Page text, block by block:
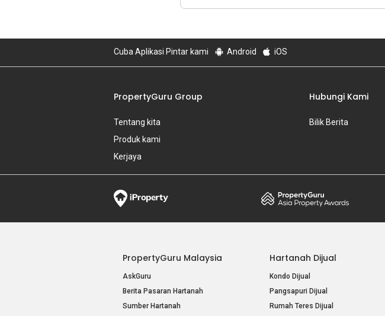
Cuba Aplikasi Pintar kami Android iOS
PropertyGuru Group
Tentang kita
Produk kami
Kerjaya
Hubungi Kami
Bilik Berita
PropertyGuru Malaysia
AskGuru
Berita Pasaran Hartanah
Sumber Hartanah
Hartanah Dijual
Kondo Dijual
Pangsapuri Dijual
Rumah Teres Dijual